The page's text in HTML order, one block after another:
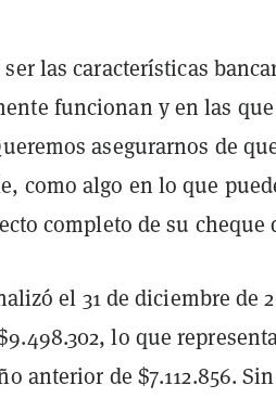
las características
funcionan y en las
asegurarnos de
como algo en lo que
completo de su cheque
el 31 de diciembre de
lo que
anterior de $7.112.856.